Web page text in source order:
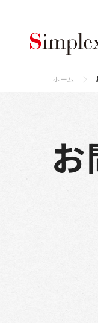
ホーム